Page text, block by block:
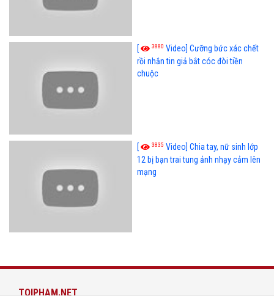
[ 3880 Video] Cưỡng bức xác chết
rồi nhắn tin giả bắt cóc đòi tiền
chuộc
[ 3835 Video] Chia tay, nữ sinh lớp
12 bị bạn trai tung ảnh nhạy cảm lên
mạng
TOIPHAM.NET